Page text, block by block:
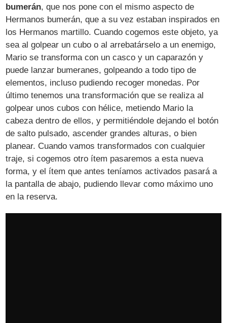
bumerán, que nos pone con el mismo aspecto de
Hermanos bumerán, que a su vez estaban inspirados en
los Hermanos martillo. Cuando cogemos este objeto, ya
sea al golpear un cubo o al arrebatárselo a un enemigo,
Mario se transforma con un casco y un caparazón y
puede lanzar bumeranes, golpeando a todo tipo de
elementos, incluso pudiendo recoger monedas. Por
último tenemos una transformación que se realiza al
golpear unos cubos con hélice, metiendo Mario la
cabeza dentro de ellos, y permitiéndole dejando el botón
de salto pulsado, ascender grandes alturas, o bien
planear. Cuando vamos transformados con cualquier
traje, si cogemos otro ítem pasaremos a esta nueva
forma, y el ítem que antes teníamos activados pasará a
la pantalla de abajo, pudiendo llevar como máximo uno
en la reserva.